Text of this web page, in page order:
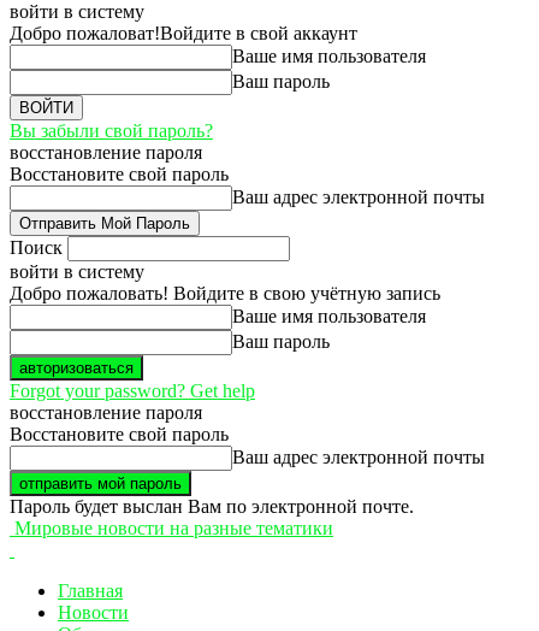
войти в систему
Добро пожаловат!Войдите в свой аккаунт
Ваше имя пользователя
Ваш пароль
Вы забыли свой пароль?
восстановление пароля
Восстановите свой пароль
Ваш адрес электронной почты
Поиск
войти в систему
Добро пожаловать! Войдите в свою учётную запись
Ваше имя пользователя
Ваш пароль
Forgot your password? Get help
восстановление пароля
Восстановите свой пароль
Ваш адрес электронной почты
Пароль будет выслан Вам по электронной почте.
Мировые новости на разные тематики
Главная
Новости